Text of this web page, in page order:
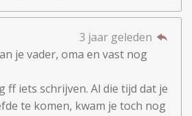
3 jaar geleden
je vader, oma en vast nog
ff iets schrijven. Al die tijd dat je
te komen, kwam je toch nog